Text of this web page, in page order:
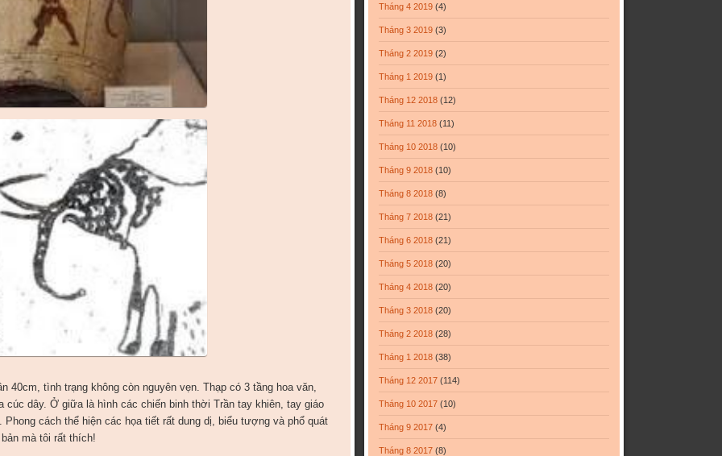
tình trạng không còn nguyên vẹn. Thạp có 3 tầng hoa văn,
cúc dây. Ở giữa là hình các chiến binh thời Trần tay khiên, tay giáo
cách thể hiện các họa tiết rất dung dị, biểu tượng và phổ quát
mà tôi rất thích!
Tháng 4 2019 (4)
Tháng 3 2019 (3)
Tháng 2 2019 (2)
Tháng 1 2019 (1)
Tháng 12 2018 (12)
Tháng 11 2018 (11)
Tháng 10 2018 (10)
Tháng 9 2018 (10)
Tháng 8 2018 (8)
Tháng 7 2018 (21)
Tháng 6 2018 (21)
Tháng 5 2018 (20)
Tháng 4 2018 (20)
Tháng 3 2018 (20)
Tháng 2 2018 (28)
Tháng 1 2018 (38)
Tháng 12 2017 (114)
Tháng 10 2017 (10)
Tháng 9 2017 (4)
Tháng 8 2017 (8)